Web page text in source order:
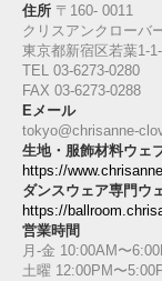
住所 〒160‐ 0011
クリスアンクローバ
東京都新宿区若葉
TEL 03-6273-0280
FAX 03-6273-0288
Eメール
tokyo@chrisanne-
生地・服飾材料ウェ
https://
ダンスウェア専門ウ
https://
営業時間
月-金 10:00AM〜
土曜 12:00PM〜